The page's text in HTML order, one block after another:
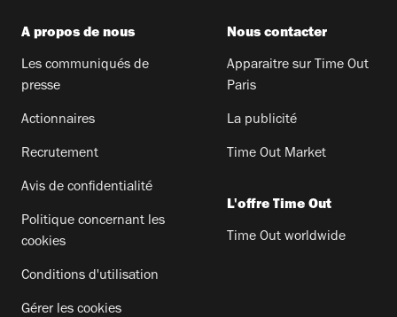
A propos de nous
Les communiqués de
presse
Actionnaires
Recrutement
Avis de confidentialité
Politique concernant les
cookies
Conditions d'utilisation
Gérer les cookies
Nous contacter
Apparaitre sur Time Out
Paris
La publicité
Time Out Market
L'offre Time Out
Time Out worldwide